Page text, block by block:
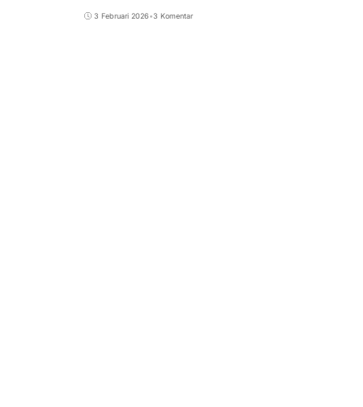
3 Februari 2026•3 Komentar